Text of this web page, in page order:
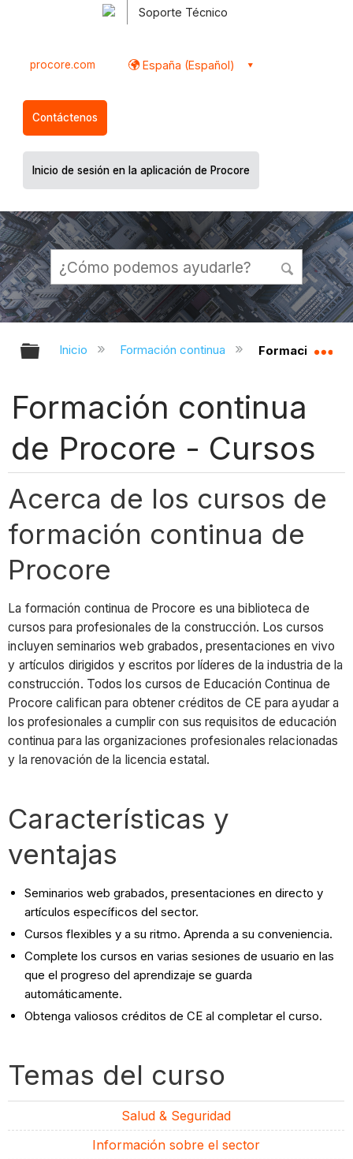
Soporte Técnico
procore.com España (Español)
Contáctenos
Inicio de sesión en la aplicación de Procore
Expandir/contraer jerarquía global
Inicio Formación continua Formación
Formación continua
de Procore - Cursos
Acerca de los cursos de
formación continua de
Procore
La formación continua de Procore es una biblioteca de
cursos para profesionales de la construcción. Los cursos
incluyen seminarios web grabados, presentaciones en vivo
y artículos dirigidos y escritos por líderes de la industria de la
construcción. Todos los cursos de Educación Continua de
Procore califican para obtener créditos de CE para ayudar a
los profesionales a cumplir con sus requisitos de educación
continua para las organizaciones profesionales relacionadas
y la renovación de la licencia estatal.
Características y
ventajas
Seminarios web grabados, presentaciones en directo y
artículos específicos del sector.
Cursos flexibles y a su ritmo. Aprenda a su conveniencia.
Complete los cursos en varias sesiones de usuario en las
que el progreso del aprendizaje se guarda
automáticamente.
Obtenga valiosos créditos de CE al completar el curso.
Temas del curso
Salud & Seguridad
Información sobre el sector